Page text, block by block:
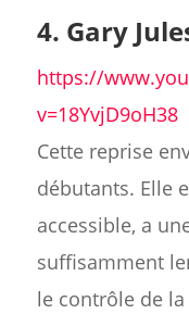
4. Gary
https://
v=18YvjD9oH38
Cette reprise
débutants. Elle
accessible, a
suffisamment
le contrôle de